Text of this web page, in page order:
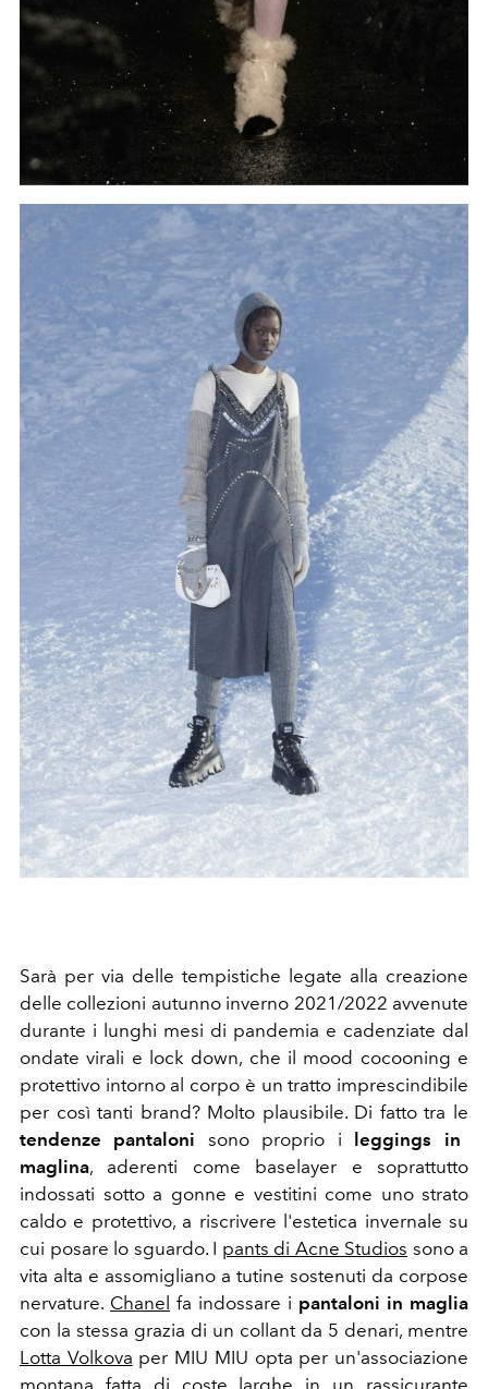
Sarà per via delle tempistiche legate alla creazione
delle collezioni autunno inverno 2021/2022 avvenute
durante i lunghi mesi di pandemia e cadenziate dal
ondate virali e lock down, che il mood cocooning e
protettivo intorno al corpo è un tratto imprescindibile
per così tanti brand? Molto plausibile. Di fatto tra le
tendenze pantaloni sono proprio i leggings in
maglina, aderenti come baselayer e soprattutto
indossati sotto a gonne e vestitini come uno strato
caldo e protettivo, a riscrivere l'estetica invernale su
cui posare lo sguardo. I pants di Acne Studios sono a
vita alta e assomigliano a tutine sostenuti da corpose
nervature. Chanel fa indossare i pantaloni in maglia
con la stessa grazia di un collant da 5 denari, mentre
Lotta Volkova per MIU MIU opta per un'associazione
montana fatta di coste larghe in un rassicurante